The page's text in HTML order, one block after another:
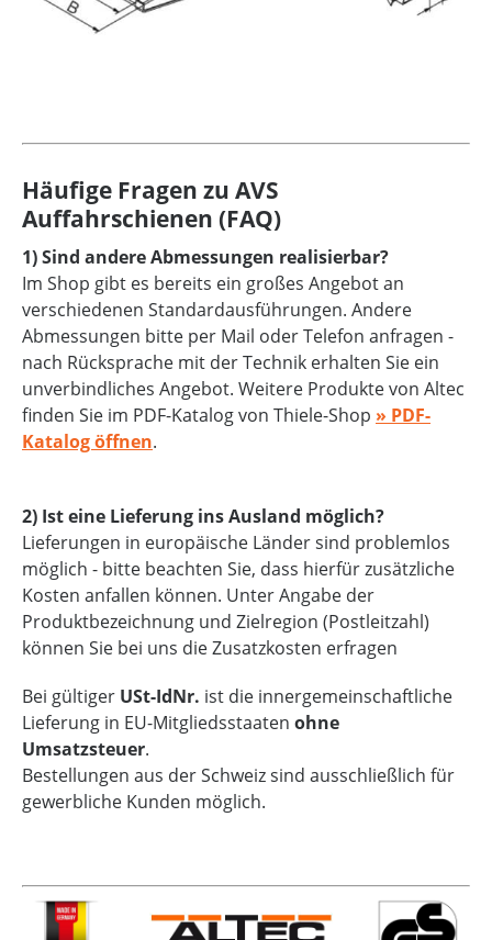
Häufige Fragen zu AVS
Auffahrschienen (FAQ)
1) Sind andere Abmessungen realisierbar?
Im Shop gibt es bereits ein großes Angebot an
verschiedenen Standardausführungen. Andere
Abmessungen bitte per Mail oder Telefon anfragen -
nach Rücksprache mit der Technik erhalten Sie ein
unverbindliches Angebot. Weitere Produkte von Altec
finden Sie im PDF-Katalog von Thiele-Shop » PDF-
Katalog öffnen.
2) Ist eine Lieferung ins Ausland möglich?
Lieferungen in europäische Länder sind problemlos
möglich - bitte beachten Sie, dass hierfür zusätzliche
Kosten anfallen können. Unter Angabe der
Produktbezeichnung und Zielregion (Postleitzahl)
können Sie bei uns die Zusatzkosten erfragen
Bei gültiger USt-IdNr. ist die innergemeinschaftliche
Lieferung in EU-Mitgliedsstaaten ohne
Umsatzsteuer.
Bestellungen aus der Schweiz sind ausschließlich für
gewerbliche Kunden möglich.